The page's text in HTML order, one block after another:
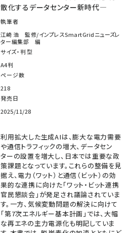
散化するデータセンター新時代―
執筆者
江崎 浩 監修/インプレスSmartGridニューズレ
ター編集部 編
サイズ・判型
A4判
ページ数
218
発売日
2025/11/28
利用拡大した生成AIは、膨大な電力需要
や通信トラフィックの増大、データセン
ターの設置を増大し、日本では重要な政
策課題となっています。これらの整備を見
据え、電力（ワット）と通信（ビット）の効
果的な連携に向けた「ワット・ビット連携
官民懇談会」が発足され議論されていま
す。一方、気候変動問題の解決に向けて
「第7次エネルギー基本計画」では、大幅
な再エネの主力電源化も明記していま